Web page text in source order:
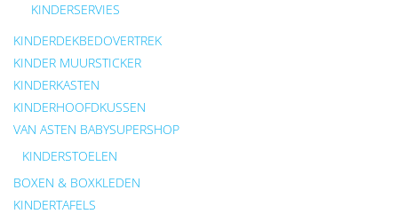
KINDERSERVIES
KINDERDEKBEDOVERTREK
KINDER MUURSTICKER
KINDERKASTEN
KINDERHOOFDKUSSEN
VAN ASTEN BABYSUPERSHOP
KINDERSTOELEN
BOXEN & BOXKLEDEN
KINDERTAFELS